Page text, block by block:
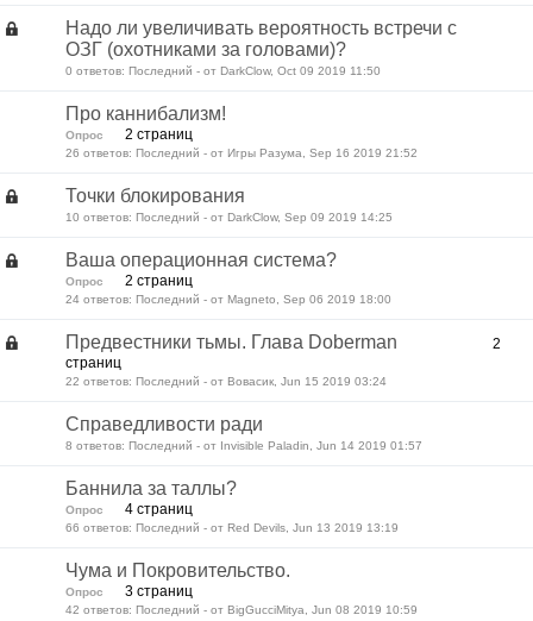
Надо ли увеличивать вероятность встречи с
ОЗГ (охотниками за головами)?
0 ответов: Последний - от DarkClow, Oct 09 2019 11:50
Про каннибализм!
Опрос 2 страниц
26 ответов: Последний - от Игры Разума, Sep 16 2019 21:52
Точки блокирования
10 ответов: Последний - от DarkClow, Sep 09 2019 14:25
Ваша операционная система?
Опрос 2 страниц
24 ответов: Последний - от Magneto, Sep 06 2019 18:00
Предвестники тьмы. Глава Doberman
2
страниц
22 ответов: Последний - от Вовасик, Jun 15 2019 03:24
Справедливости ради
8 ответов: Последний - от Invisible Paladin, Jun 14 2019 01:57
Баннила за таллы?
Опрос 4 страниц
66 ответов: Последний - от Red Devils, Jun 13 2019 13:19
Чума и Покровительство.
Опрос 3 страниц
42 ответов: Последний - от BigGucciMitya, Jun 08 2019 10:59